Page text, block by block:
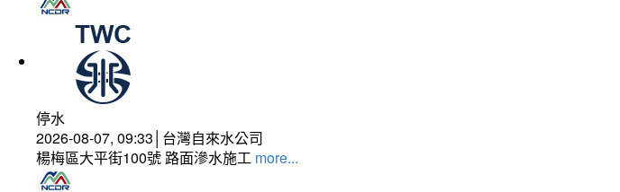
停水
2026-08-07, 09:33│台灣自來水公司
楊梅區大平街100號 路面滲水施工 more...